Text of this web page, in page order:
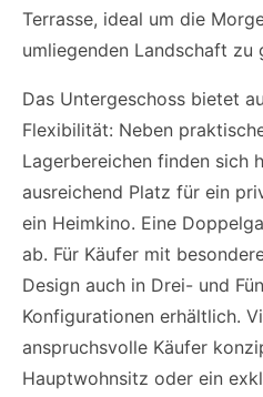
Terrasse, ideal um die
umliegenden Landschaft zu
Das Untergeschoss bietet
Flexibilität: Neben
Lagerbereichen finden sich
ausreichend Platz für ein
ein Heimkino. Eine
ab. Für Käufer mit
Design auch in Drei- und
Konfigurationen erhältlich.
anspruchsvolle Käufer
Hauptwohnsitz oder ein